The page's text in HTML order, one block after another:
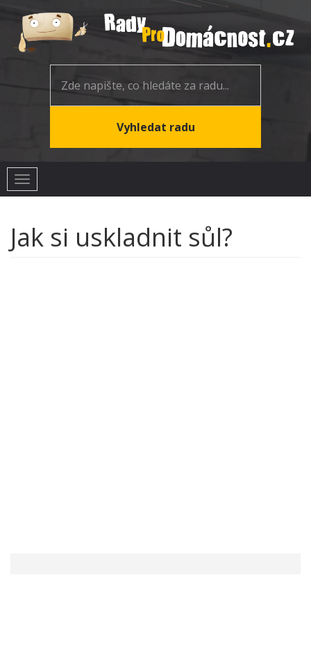
Toggle
navigation
Jak si uskladnit sůl?